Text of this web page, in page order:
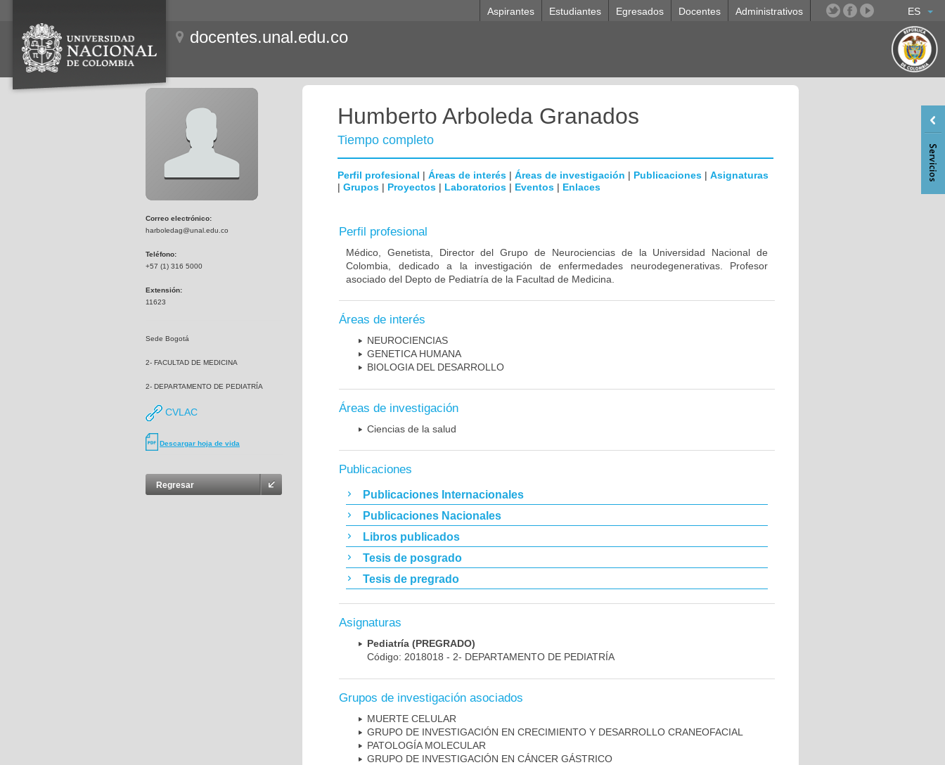
ES
Aspirantes Estudiantes Egresados Docentes Administrativos
docentes.unal.edu.co
Correo electrónico:
harboledag@unal.edu.co
Teléfono:
+57 (1) 316 5000
Extensión:
11623
Sede Bogotá
2- FACULTAD DE MEDICINA
2- DEPARTAMENTO DE PEDIATRÍA
CVLAC
Descargar hoja de vida
Regresar
Humberto Arboleda Granados
Tiempo completo
Perfil profesional | Áreas de interés | Áreas de investigación | Publicaciones | Asignaturas
| Grupos | Proyectos | Laboratorios | Eventos | Enlaces
Perfil profesional
Médico, Genetista, Director del Grupo de Neurociencias de la Universidad Nacional de
Colombia, dedicado a la investigación de enfermedades neurodegenerativas. Profesor
asociado del Depto de Pediatría de la Facultad de Medicina.
Áreas de interés
NEUROCIENCIAS
GENETICA HUMANA
BIOLOGIA DEL DESARROLLO
Áreas de investigación
Ciencias de la salud
Publicaciones
Publicaciones Internacionales
Publicaciones Nacionales
Libros publicados
Tesis de posgrado
Tesis de pregrado
Asignaturas
Pediatría (PREGRADO)
Código: 2018018 - 2- DEPARTAMENTO DE PEDIATRÍA
Grupos de investigación asociados
MUERTE CELULAR
GRUPO DE INVESTIGACIÓN EN CRECIMIENTO Y DESARROLLO CRANEOFACIAL
PATOLOGÍA MOLECULAR
GRUPO DE INVESTIGACIÓN EN CÁNCER GÁSTRICO